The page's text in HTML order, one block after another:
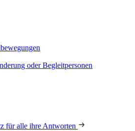
oder Begleitpersonen
für alle ihre Antworten